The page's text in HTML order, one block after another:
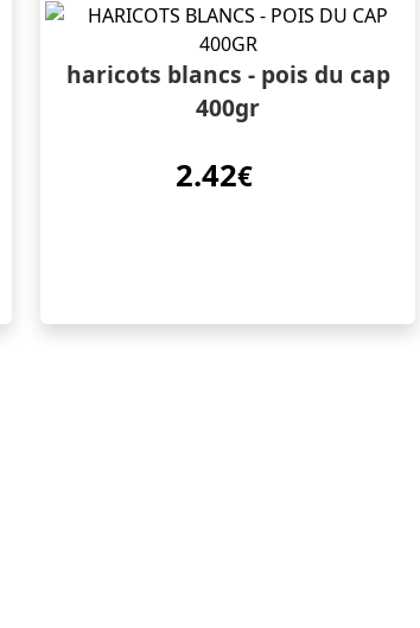
haricots blancs - pois du cap
400gr
2.42€